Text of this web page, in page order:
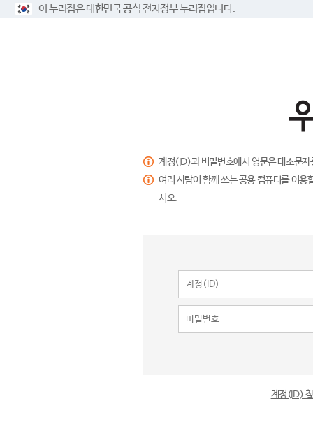
이 누리집은 대한민국 공식 전자정부 누리집입니다.
계정(ID)과 비밀번호에서 영문은 대소문
여러 사람이 함께 쓰는 공용 컴퓨터를 이
시오.
계정(ID)